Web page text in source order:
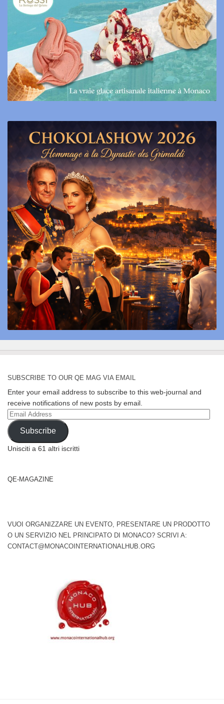
SUBSCRIBE TO OUR QE MAG VIA EMAIL
Enter your email address to subscribe to this web-journal and
receive notifications of new posts by email.
Email
Address
Subscribe
Unisciti a 61 altri iscritti
QE-MAGAZINE
VUOI ORGANIZZARE UN EVENTO, PRESENTARE UN PRODOTTO
O UN SERVIZIO NEL PRINCIPATO DI MONACO? SCRIVI A:
CONTACT@MONACOINTERNATIONALHUB.ORG